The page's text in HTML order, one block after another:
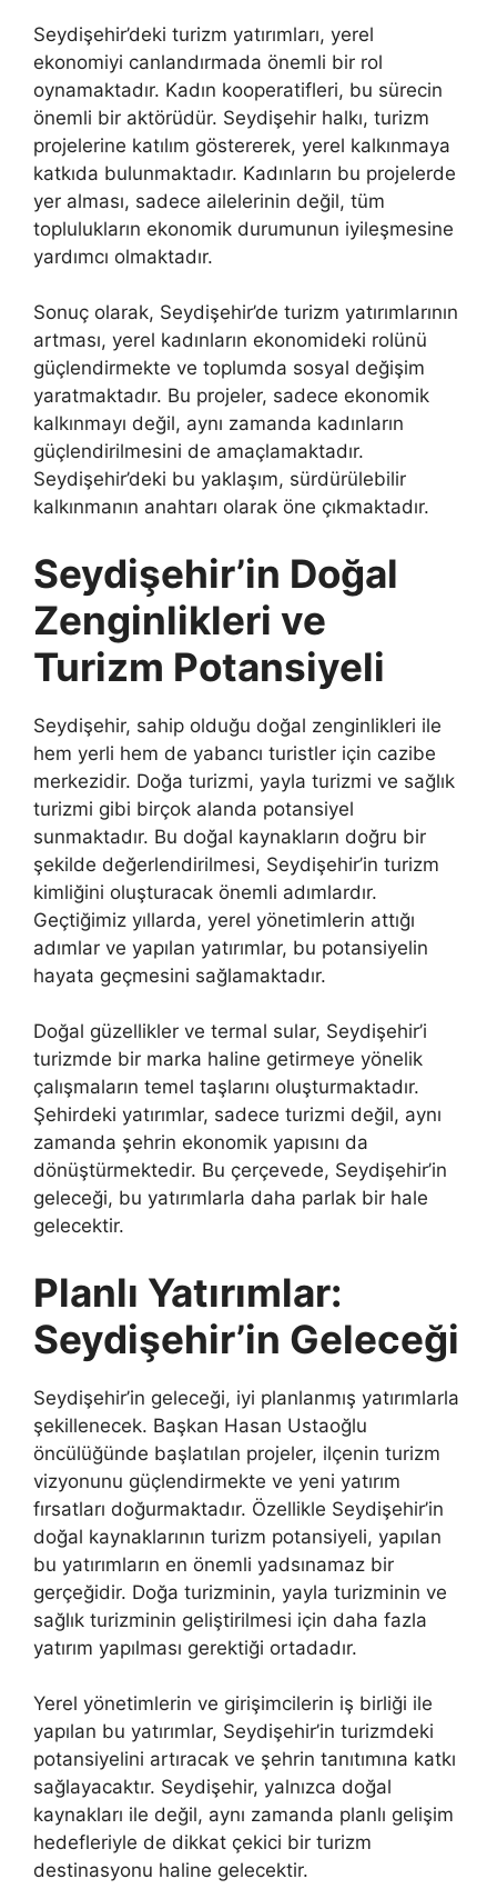
Seydişehir’deki turizm yatırımları, yerel
ekonomiyi canlandırmada önemli bir rol
oynamaktadır. Kadın kooperatifleri, bu sürecin
önemli bir aktörüdür. Seydişehir halkı, turizm
projelerine katılım göstererek, yerel kalkınmaya
katkıda bulunmaktadır. Kadınların bu projelerde
yer alması, sadece ailelerinin değil, tüm
toplulukların ekonomik durumunun iyileşmesine
yardımcı olmaktadır.
Sonuç olarak, Seydişehir’de turizm yatırımlarının
artması, yerel kadınların ekonomideki rolünü
güçlendirmekte ve toplumda sosyal değişim
yaratmaktadır. Bu projeler, sadece ekonomik
kalkınmayı değil, aynı zamanda kadınların
güçlendirilmesini de amaçlamaktadır.
Seydişehir’deki bu yaklaşım, sürdürülebilir
kalkınmanın anahtarı olarak öne çıkmaktadır.
Seydişehir’in Doğal
Zenginlikleri ve
Turizm Potansiyeli
Seydişehir, sahip olduğu doğal zenginlikleri ile
hem yerli hem de yabancı turistler için cazibe
merkezidir. Doğa turizmi, yayla turizmi ve sağlık
turizmi gibi birçok alanda potansiyel
sunmaktadır. Bu doğal kaynakların doğru bir
şekilde değerlendirilmesi, Seydişehir’in turizm
kimliğini oluşturacak önemli adımlardır.
Geçtiğimiz yıllarda, yerel yönetimlerin attığı
adımlar ve yapılan yatırımlar, bu potansiyelin
hayata geçmesini sağlamaktadır.
Doğal güzellikler ve termal sular, Seydişehir’i
turizmde bir marka haline getirmeye yönelik
çalışmaların temel taşlarını oluşturmaktadır.
Şehirdeki yatırımlar, sadece turizmi değil, aynı
zamanda şehrin ekonomik yapısını da
dönüştürmektedir. Bu çerçevede, Seydişehir’in
geleceği, bu yatırımlarla daha parlak bir hale
gelecektir.
Planlı Yatırımlar:
Seydişehir’in Geleceği
Seydişehir’in geleceği, iyi planlanmış yatırımlarla
şekillenecek. Başkan Hasan Ustaoğlu
öncülüğünde başlatılan projeler, ilçenin turizm
vizyonunu güçlendirmekte ve yeni yatırım
fırsatları doğurmaktadır. Özellikle Seydişehir’in
doğal kaynaklarının turizm potansiyeli, yapılan
bu yatırımların en önemli yadsınamaz bir
gerçeğidir. Doğa turizminin, yayla turizminin ve
sağlık turizminin geliştirilmesi için daha fazla
yatırım yapılması gerektiği ortadadır.
Yerel yönetimlerin ve girişimcilerin iş birliği ile
yapılan bu yatırımlar, Seydişehir’in turizmdeki
potansiyelini artıracak ve şehrin tanıtımına katkı
sağlayacaktır. Seydişehir, yalnızca doğal
kaynakları ile değil, aynı zamanda planlı gelişim
hedefleriyle de dikkat çekici bir turizm
destinasyonu haline gelecektir.